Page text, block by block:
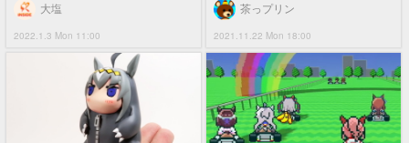
2022.1.3 Mon 11:00
大塩
2021.11.22 Mon 18:00
茶っプリン